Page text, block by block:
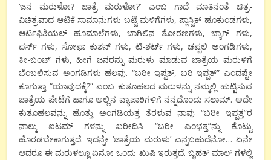
‘ಜನ ಮರುಳೋ? ಜಾತ್ರೆ ಮರುಳೋ?’ ಎಂಬ ಗಾದೆ ಮಾತಿನಂತೆ ಚಿತ್ರ-
ವಿಚಿತ್ರವಾದ ಆಟಿಕೆ ಸಾಮಾನುಗಳು ಬಟ್ಟೆ ಮಳಿಗೆಗಳು, ಪ್ಲಾಸ್ಟಿಕ್ ಹೂಕುಂಡಗಳು,
ಆರ್ಟಿಫಿಶಿಯಲ್ ಹೂಮಾಲೆಗಳು, ಬಾಗಿಲಿನ ತೋರಣಗಳು, ಬ್ಯಾಗ್ ಗಳು,
ಪರ್ಸ್ ಗಳು, ಸೋಫಾ ಕುಶನ್ ಗಳು, ಟಿ-ಶರ್ಟ್ ಗಳು, ಚಪ್ಪಲಿ ಅಂಗಡಿಗಳು,
ಕೀ-ಬಂಚ್ ಗಳು, ಹೀಗೆ ಜನರನ್ನು ಮರುಳು ಮಾಡುವ ಜಾತ್ರೆಯ ಮರುಳಿಗೆ
ಬೆಂಬಲಿಸುವ ಅಂಗಡಿಗಳು ಹಲವು. “ಬರೀ ಇಪ್ಪತ್, ಬರಿ ಇಪ್ಪತ್” ಎಂದಷ್ಟೇ
ಕೂಗುತ್ತಾ “ಯಾವುದಕ್ಕೆ?” ಎಂಬ ಕುತೂಹಲದ ಮರುಳನ್ನು ನಮ್ಮಲ್ಲಿ ಹುಟ್ಟಿಸುವ
ಜಾತ್ರೆಯ ಪೇಟೆಗೆ ಹಾಗೂ ಅಲ್ಲಿನ ವ್ಯಾಪಾರಿಗಳಿಗೆ ನನ್ನದೊಂದು ಸಲಾಮ್. ಅದೇ
ಕುತೂಹಲವನ್ನು ಹೊತ್ತು ಅಂಗಡಿಯತ್ತ ತೆರಳುವ ನಾವು “ಬರೀ ಇಪ್ಪತ್ತ”ರ
ನಾಲ್ಕು ಐಟಮ್ ಗಳನ್ನು ಖರೀದಿಸಿ “ಬರೀ ಎಂಭತ್ತ”ನ್ನು ಕೊಟ್ಟು
ಹೊರಡಬೇಕಾಗುತ್ತದೆ. ಇದನ್ನೇ ‘ಜಾತ್ರೆಯ ಮರುಳು’ ಎನ್ನಬಹುದೆನೋ… ಏನೇ
ಆದರೂ ಈ ಮರುಳಲ್ಲೂ ಏನೋ ಒಂದು ಖುಷಿ ಇರುತ್ತದೆ. ಬೃಹತ್ ಮಾಲ್ ಗಳಲ್ಲಿ